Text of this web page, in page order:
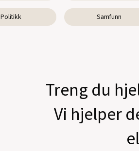
Politikk Samfunn
Treng du
Vi hjelper